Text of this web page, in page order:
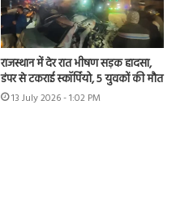
राजस्थान में देर रात भीषण सड़क हादसा,
डंपर से टकराई स्कॉर्पियो, 5 युवकों की मौत
13 July 2026 - 1:02 PM